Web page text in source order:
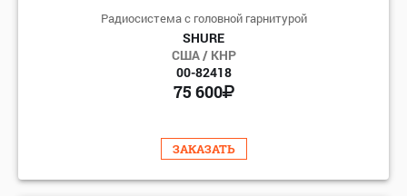
Радиосистема с головной гарнитурой
SHURE
США / КНР
00-82418
75 600
ЗАКАЗАТЬ